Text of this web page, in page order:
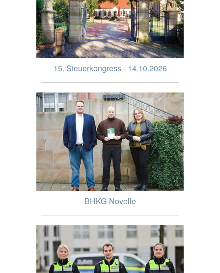
15. Steuerkongress - 14.10.2026
BHKG-Novelle